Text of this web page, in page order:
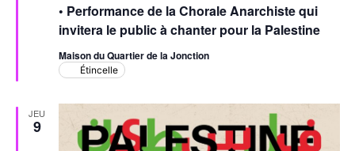
• Performance de la Chorale Anarchiste qui
invitera le public à chanter pour la Palestine
avant
Maison du Quartier de la Jonction
Étincelle
JEU
9